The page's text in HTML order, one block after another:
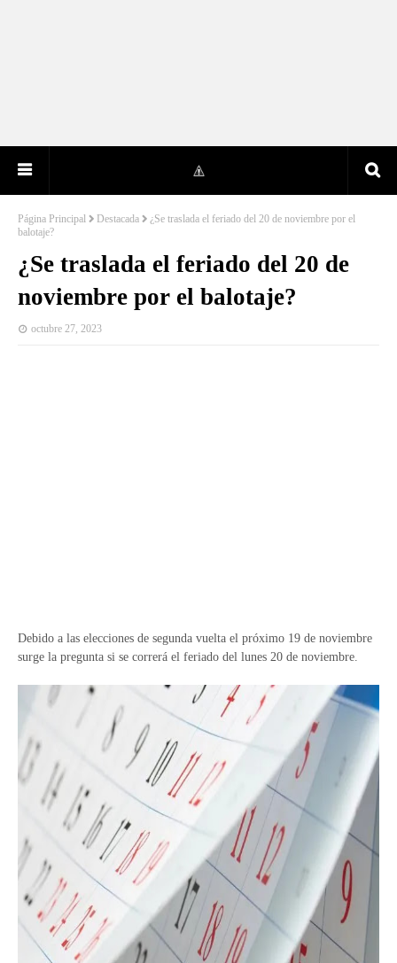
Página Principal Destacada
¿Se traslada el feriado del 20 de noviembre por el
balotaje?
¿Se traslada el feriado del 20 de
noviembre por el balotaje?
octubre 27, 2023
Debido a las elecciones de segunda vuelta el próximo 19 de noviembre
surge la pregunta si se correrá el feriado del lunes 20 de noviembre.